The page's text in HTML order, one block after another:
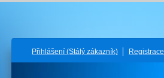
Přihlášení (Stálý zákazník) Registrace